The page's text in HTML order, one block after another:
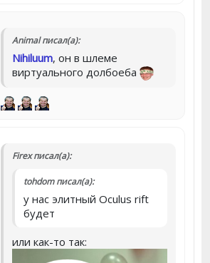
Animal писал(а):
Nihiluum, он в шлеме
виртуального долбоеба
Firex писал(а):
tohdom писал(а):
у нас элитный Oculus rift
будет
или как-то так: